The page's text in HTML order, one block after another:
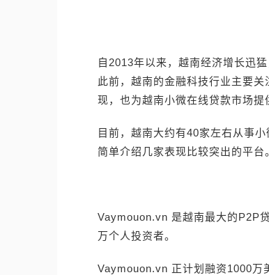
自2013年以来，越南经济增长迅
此前，越南的金融科技行业主要
现，也为越南小微在线贷款市场提
目前，越南大约有40家左右从事
简单介绍几家表现比较突出的平台
Vaymouon.vn 是越南最大的P2P
万个人投资者。
Vaymouon.vn 正计划融资1000万